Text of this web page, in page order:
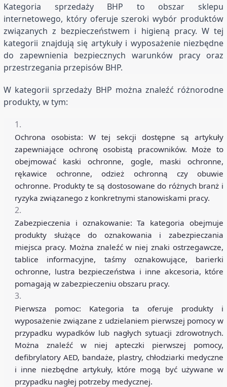
Kategoria sprzedaży BHP to obszar sklepu
internetowego, który oferuje szeroki wybór produktów
związanych z bezpieczeństwem i higieną pracy. W tej
kategorii znajdują się artykuły i wyposażenie niezbędne
do zapewnienia bezpiecznych warunków pracy oraz
przestrzegania przepisów BHP.
W kategorii sprzedaży BHP można znaleźć różnorodne
produkty, w tym:
Ochrona osobista: W tej sekcji dostępne są artykuły
zapewniające ochronę osobistą pracowników. Może to
obejmować kaski ochronne, gogle, maski ochronne,
rękawice ochronne, odzież ochronną czy obuwie
ochronne. Produkty te są dostosowane do różnych branż i
ryzyka związanego z konkretnymi stanowiskami pracy.
Zabezpieczenia i oznakowanie: Ta kategoria obejmuje
produkty służące do oznakowania i zabezpieczania
miejsca pracy. Można znaleźć w niej znaki ostrzegawcze,
tablice informacyjne, taśmy oznakowujące, barierki
ochronne, lustra bezpieczeństwa i inne akcesoria, które
pomagają w zabezpieczeniu obszaru pracy.
Pierwsza pomoc: Kategoria ta oferuje produkty i
wyposażenie związane z udzielaniem pierwszej pomocy w
przypadku wypadków lub nagłych sytuacji zdrowotnych.
Można znaleźć w niej apteczki pierwszej pomocy,
defibrylatory AED, bandaże, plastry, chłodziarki medyczne
i inne niezbędne artykuły, które mogą być używane w
przypadku nagłej potrzeby medycznej.